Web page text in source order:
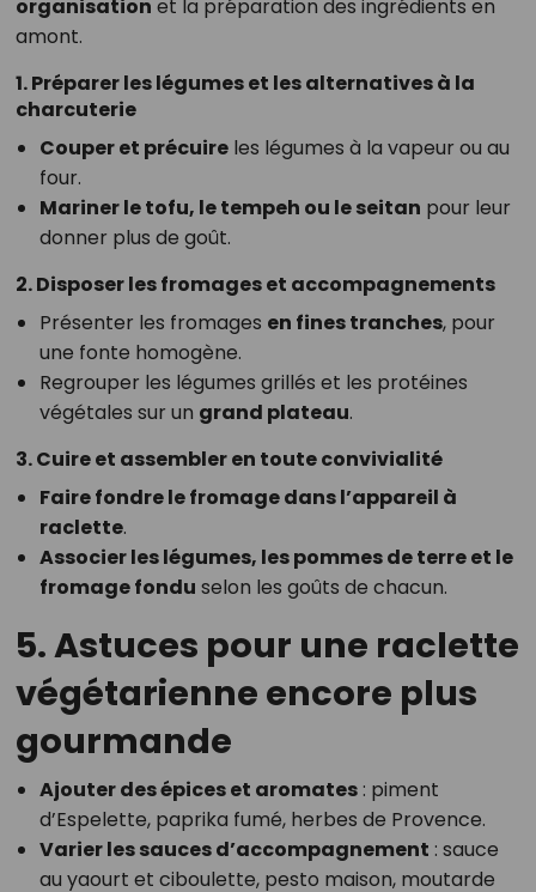
organisation et la préparation des ingrédients en
amont.
1. Préparer les légumes et les alternatives à la
charcuterie
Couper et précuireles légumes à la vapeur ou au
four.
Mariner le tofu, le tempeh ou le seitan pour leur
donner plus de goût.
2. Disposer les fromages et accompagnements
Présenter les fromages en fines tranches, pour
une fonte homogène.
Regrouper les légumes grillés et les protéines
végétales sur un grand plateau.
3. Cuire et assembler en toute convivialité
Faire fondre le fromage dans l’appareil à
raclette.
Associer les légumes, les pommes de terre et le
fromage fondu selon les goûts de chacun.
5. Astuces pour une raclette
végétarienne encore plus
gourmande
Ajouter des épices et aromates: piment
d’Espelette, paprika fumé, herbes de Provence.
Varier les sauces d’accompagnement : sauce
au yaourt et ciboulette, pesto maison, moutarde